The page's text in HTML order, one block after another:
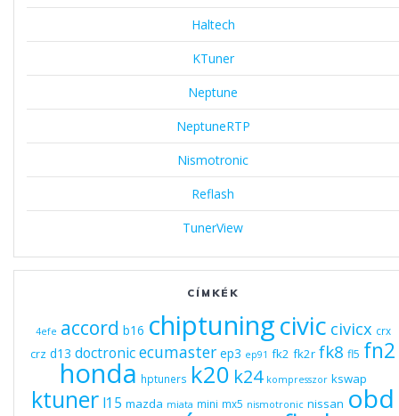
Haltech
KTuner
Neptune
NeptuneRTP
Nismotronic
Reflash
TunerView
CÍMKÉK
4efe accord b16 chiptuningcivic civicx crx
crz d13 doctronicecumaster ep3 ep91 fk2 fk2r fk8 fl5 fn2
honda hptuners k20 k24 kompresszor kswap
ktuner l15 mazda miata mini mx5 nismotronic nissan obd